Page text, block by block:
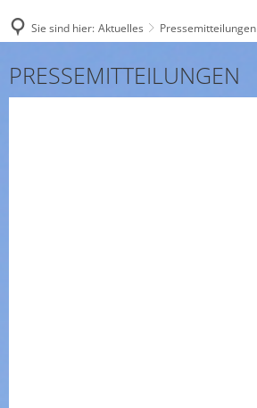
Sie sind hier: Aktuelles Pressemitteilungen
Februar
PRESSEMITTEILUNGEN